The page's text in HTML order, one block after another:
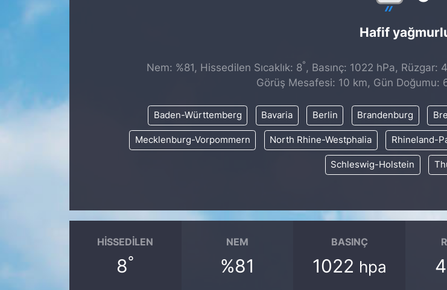
Hafif
Nem: %81, Hissedilen Sıcaklık: 8° , Basınç: 1022 hPa, Rüzgar:
Görüş Mesafesi: 10 km, Gün Doğumu:
Baden-Württemberg Bavaria Berlin Brandenburg
Mecklenburg-Vorpommern North Rhine-Westphalia Rhineland-
Schleswig-Holstein
HISSEDILEN
8°
NEM
%81
BASINÇ
1022 hpa 4